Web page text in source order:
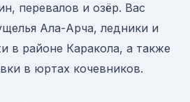
перевалов и озёр. Вас
Ала-Арча, ледники и
в районе Каракола, а также
в юртах кочевников.